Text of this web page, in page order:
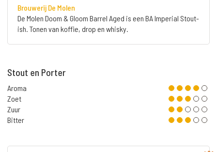
Brouwerij De Molen
De Molen Doom & Gloom Barrel Aged is een BA Imperial Stout-
ish. Tonen van koffie, drop en whisky.
Stout en Porter
Aroma
Zoet
Zuur
Bitter